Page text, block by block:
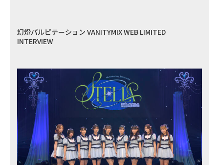
幻燈パルピテーション VANITYMIX WEB LIMITED
INTERVIEW